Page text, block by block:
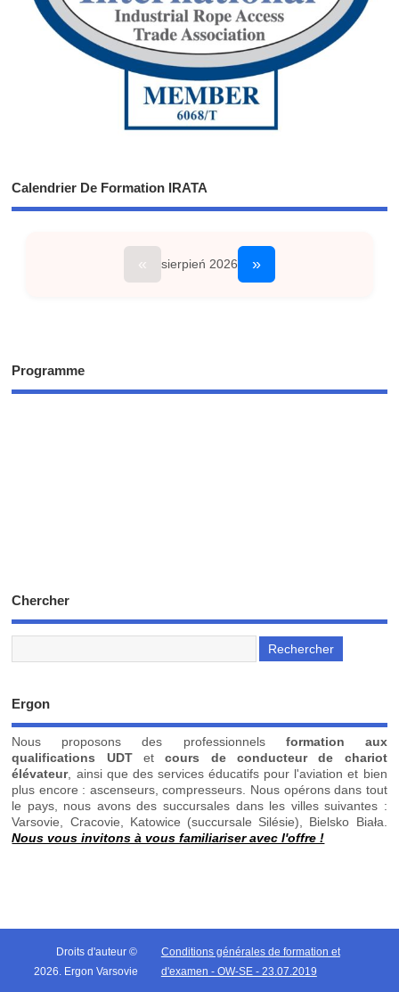
Calendrier De Formation IRATA
« sierpień 2026 »
Programme
Chercher
Ergon
Nous proposons des professionnels formation aux
qualifications UDTetcours de conducteur de chariot
élévateur, ainsi que des services éducatifs pour l'aviation et bien
plus encore : ascenseurs, compresseurs. Nous opérons dans tout
le pays, nous avons des succursales dans les villes suivantes :
Varsovie, Cracovie, Katowice (succursale Silésie), Bielsko Biała.
Nous vous invitons à vous familiariser avec l'offre !
Droits d'auteur ©
2026. Ergon Varsovie
Conditions générales de formation et
d'examen - OW-SE - 23.07.2019